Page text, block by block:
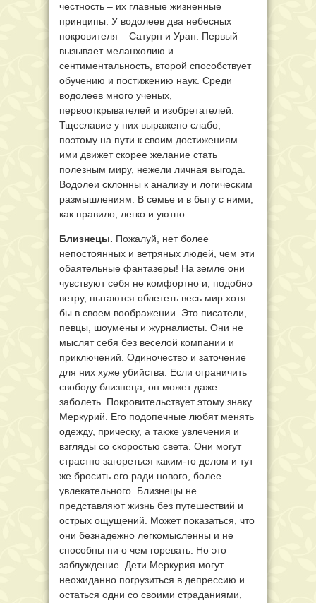
честность – их главные жизненные
принципы. У водолеев два небесных
покровителя – Сатурн и Уран. Первый
вызывает меланхолию и
сентиментальность, второй способствует
обучению и постижению наук. Среди
водолеев много ученых,
первооткрывателей и изобретателей.
Тщеславие у них выражено слабо,
поэтому на пути к своим достижениям
ими движет скорее желание стать
полезным миру, нежели личная выгода.
Водолеи склонны к анализу и логическим
размышлениям. В семье и в быту с ними,
как правило, легко и уютно.
Близнецы. Пожалуй, нет более
непостоянных и ветряных людей, чем эти
обаятельные фантазеры! На земле они
чувствуют себя не комфортно и, подобно
ветру, пытаются облететь весь мир хотя
бы в своем воображении. Это писатели,
певцы, шоумены и журналисты. Они не
мыслят себя без веселой компании и
приключений. Одиночество и заточение
для них хуже убийства. Если ограничить
свободу близнеца, он может даже
заболеть. Покровительствует этому знаку
Меркурий. Его подопечные любят менять
одежду, прическу, а также увлечения и
взгляды со скоростью света. Они могут
страстно загореться каким-то делом и тут
же бросить его ради нового, более
увлекательного. Близнецы не
представляют жизнь без путешествий и
острых ощущений. Может показаться, что
они безнадежно легкомысленны и не
способны ни о чем горевать. Но это
заблуждение. Дети Меркурия могут
неожиданно погрузиться в депрессию и
остаться одни со своими страданиями,